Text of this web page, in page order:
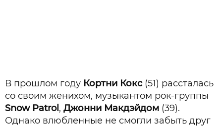
В прошлом году Кортни Кокс(51) рассталась
со своим женихом, музыкантом рок-группы
Snow Patrol , Джонни Макдэйдом (39).
Однако влюбленные не смогли забыть друг